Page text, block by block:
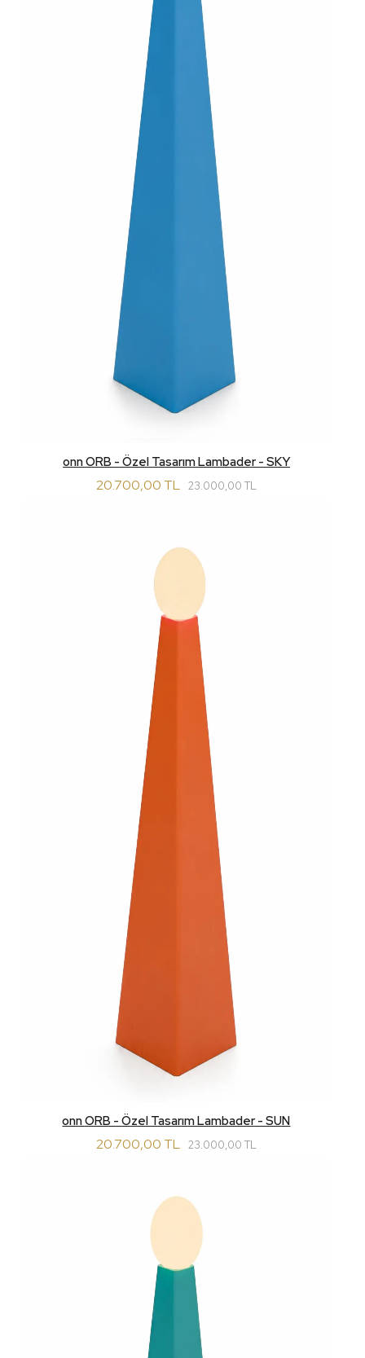
onn ORB - Özel Tasarım Lambader - SKY
20.700,00 TL 23.000,00 TL
onn ORB - Özel Tasarım Lambader - SUN
20.700,00 TL 23.000,00 TL